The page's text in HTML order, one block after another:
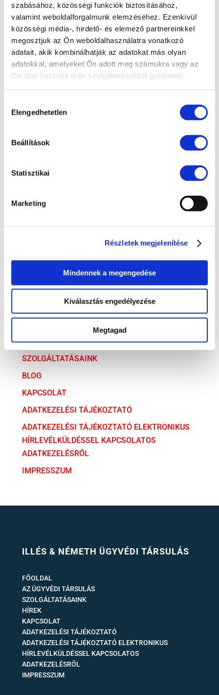
szabásához, közösségi funkciók biztosításához,
valamint weboldalforgalmunk elemzéséhez. Ezenkívül
közösségi média-, hirdető- és elemező partnereinkkel
megosztjuk az Ön weboldalhasználatra vonatkozó
adatait, akik kombinálhatják az adatokat más olyan
adatokkal, amelyeket Ön adott meg számukra vagy az
Ön által használt más szolgáltatásokból gyűjtöttek.
kiválasztása
Elengedhetetlen
Beállítások
Statisztikai
Marketing
Részletek megjelenítése
Mindennek a megengedése
Kiválasztás engedélyezése
Megtagad
Adózás
Bejelentővédelem
Compliance
EU jog
Fogyasztóvédelem
Irodai hírek
Követeléskezelés
Peres eljárások
ARCHÍVUM
AZ ÜGYVÉDI TÁRSULÁS
SZOLGÁLTATÁSAINK
BLOG
KAPCSOLAT
ADATKEZELÉSI TÁJÉKOZTATÓ
ADATKEZELÉSI TÁJÉKOZTATÓ ELEKTRONIKUS
HÍRLEVÉLKÜLDÉSSEL KAPCSOLATOS
ADATKEZELÉSRŐL
IMPRESSZUM
ILLÉS & NÉMETH ÜGYVÉDI TÁRSULÁS
FŐOLDAL
AZ ÜGYVÉDI TÁRSULÁS
SZOLGÁLTATÁSAINK
HÍREK
KAPCSOLAT
ADATKEZELÉSI TÁJÉKOZTATÓ
ADATKEZELÉSI TÁJÉKOZTATÓ ELEKTRONIKUS
HÍRLEVÉLKÜLDÉSSEL KAPCSOLATOS
ADATKEZELÉSRŐL
IMPRESSZUM